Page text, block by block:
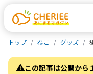
トップ ねこ グッズ
この記事は公開から